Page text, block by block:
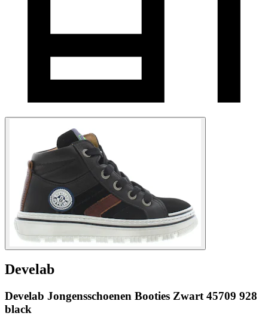
Develab
Develab Jongensschoenen Booties Zwart 45709 928
black